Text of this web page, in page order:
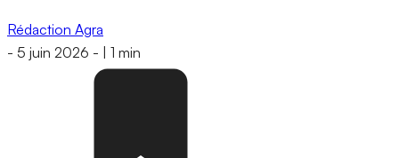
Rédaction Agra
- 5 juin 2026 - 1 min